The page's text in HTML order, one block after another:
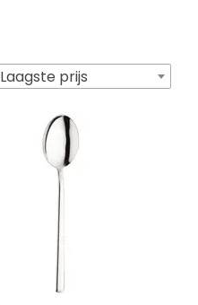
Laagste prijs